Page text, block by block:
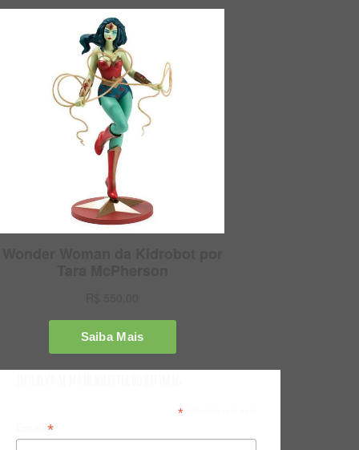
*indicates required
*